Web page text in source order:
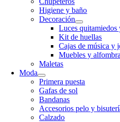
Higiene y baño
Decoración
Luces quitamiedos
Kit de huellas
Cajas de música y
Muebles y
Maletas
Moda
Primera puesta
Gafas de sol
Bandanas
Accesorios pelo y
Calzado